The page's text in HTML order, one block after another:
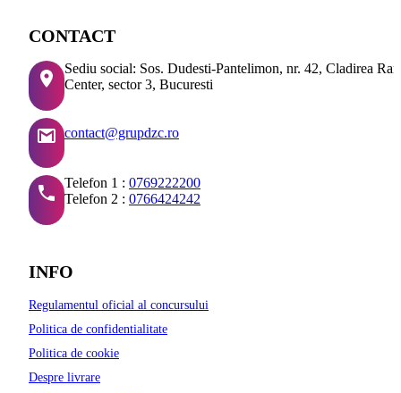
CONTACT
Sediu social: Sos. Dudesti-Pantelimon, nr. 42, Cladirea
Center, sector 3, Bucuresti
contact@grupdzc.ro
Telefon 1 : 0769222200
Telefon 2 : 0766424242
INFO
Regulamentul oficial al concursului
Politica de confidentialitate
Politica de cookie
Despre livrare